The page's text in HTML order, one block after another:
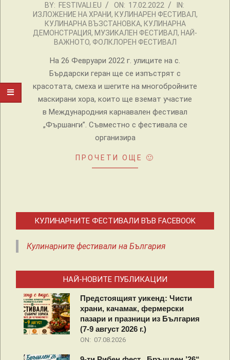
2022-
02-
17
BY: FESTIVALI.EU ON: 17.02.2022
IN:
ИЗЛОЖЕНИЕ НА ХРАНИ, КУЛИНАРЕН ФЕСТИВАЛ,
КУЛИНАРНА ВЪЗСТАНОВКА, КУЛИНАРНА
ДЕМОНСТРАЦИЯ, МУЗИКАЛЕН ФЕСТИВАЛ, НАЙ-
ВАЖНОТО, ФОЛКЛОРЕН ФЕСТИВАЛ
На 26 Февруари 2022 г. улиците на с.
Бърдарски геран ще се изпъстрят с
красотата, смеха и шегите на многобройните
маскирани хора, които ще вземат участие
в Международния карнавален фестивал
„Фършанги”. Съвместно с фестивала се
организира
ПРОЧЕТИ ОЩЕ 🙂
КУЛИНАРНИТЕ ФЕСТИВАЛИ ВЪВ FACEBOOK
Кулинарните фестивали на България
НАЙ-НОВИТЕ ПУБЛИКАЦИИ
Предстоящият уикенд: Чисти
храни, качамак, фермерски
пазари и празници из България
(7-9 август 2026 г.)
ON: 07.08.2026